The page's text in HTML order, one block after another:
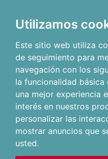
Utilizamos
Este sitio web utiliza
de seguimiento para
navegación con los
la funcionalidad básica
una mejor experiencia
interés en nuestros
personalizar las
mostrar anuncios que
usted.